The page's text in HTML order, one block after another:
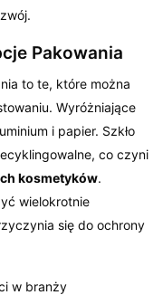
Pakowania
to te, które można
Wyróżniające
i papier. Szkło
co czyni
kosmetyków.
wielokrotnie
się do ochrony
w branży